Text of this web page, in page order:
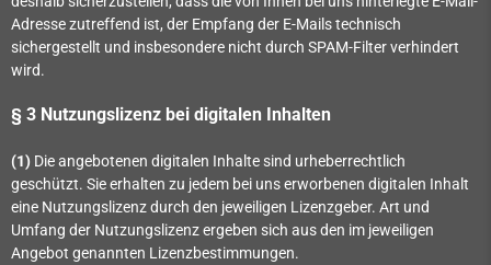
Adresse zutreffend ist, der Empfang der E-Mails technisch
sichergestellt und insbesondere nicht durch SPAM-Filter verhindert
wird.
§ 3 Nutzungslizenz bei digitalen Inhalten
(1) Die angebotenen digitalen Inhalte sind urheberrechtlich
geschützt. Sie erhalten zu jedem bei uns erworbenen digitalen Inhalt
eine Nutzungslizenz durch den jeweiligen Lizenzgeber. Art und
Umfang der Nutzungslizenz ergeben sich aus den im jeweiligen
Angebot genannten Lizenzbestimmungen.